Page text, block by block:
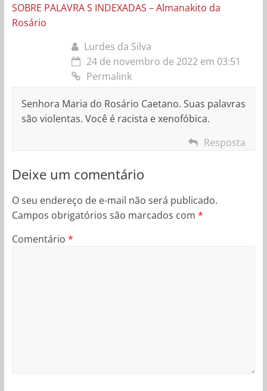
SOBRE PALAVRA S INDEXADAS – Almanakito da
Rosário
Lurdes da Silva
24 de novembro de 2022 em 03:51
Permalink
Senhora Maria do Rosário Caetano. Suas palavras
são violentas. Você é racista e xenofóbica.
Resposta
Deixe um comentário
O seu endereço de e-mail não será publicado.
Campos obrigatórios são marcados com *
Comentário *